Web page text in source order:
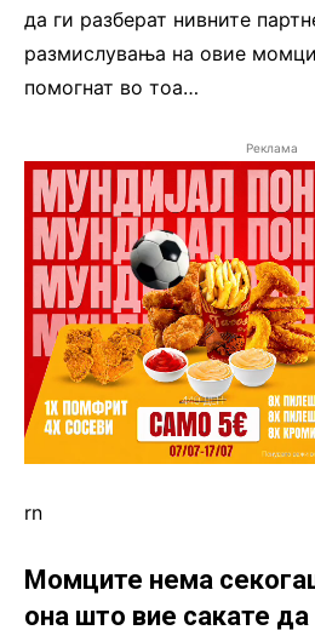
да ги разберат нивните
размислувања на овие
помогнат во тоа…
Реклама
rn
Момците нема
она што вие сакате да